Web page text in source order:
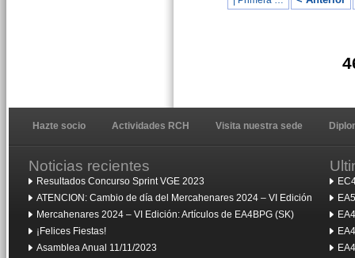
Hazte socio Actividades RCH Visita nuestra sede
Noticias recientes
Resultados Concurso Sprint VGE 2023
ATENCION: Cambio de día del Mercahenares 2024 – VI Edición
Mercahenares 2024 – VI Edición: Artículos de EA4BPG (SK)
¡Felices Fiestas!
Asamblea Anual 11/11/2023